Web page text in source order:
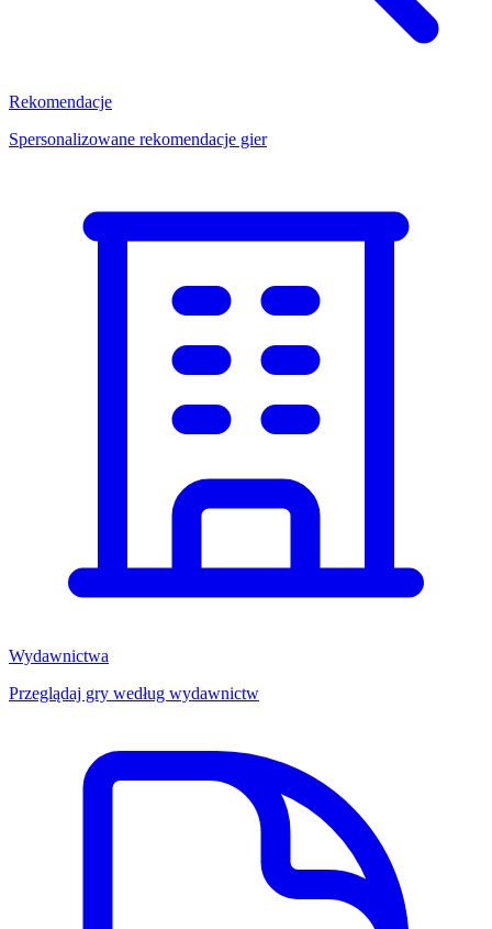
Rekomendacje
Spersonalizowane rekomendacje gier
Wydawnictwa
Przeglądaj gry według wydawnictw